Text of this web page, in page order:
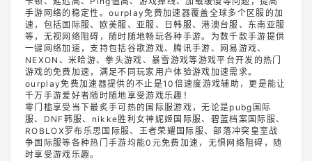
手游网络的稳定性。ourplay免费加速器覆盖全球多个区服的加
速，包括国际服、欧美服、亚服、日韩服、港澳台服、东南亚服
等，无视网络阻碍，随时随地畅玩各种手游。为数千款手游提供
一键网络加速，支持包括谷歌游戏、腾讯手游、网易游戏、
NEXON、米哈游、拳头游戏、暴雪游戏等游戏平台开发的热门
游戏的免费加速，满足不同玩家用户体验游戏加速需求。
ourplay免费加速器提供的不止是10倍速度游戏辅助，更是能让
千万手游爱好者随时随地享受游戏乐趣！
零门槛享受当下最炙手可热的国际服游戏，无论是pubg国际
服、DNF韩服、nikke胜利女神妮姬国际服、碧蓝档案国际服、
ROBLOX罗布乐思国际服、王者荣耀国际服、部落冲突皇室战
争国际服等各种热门手游均能0元免费加速，无惧网络阻碍，随
时享受游戏乐趣。